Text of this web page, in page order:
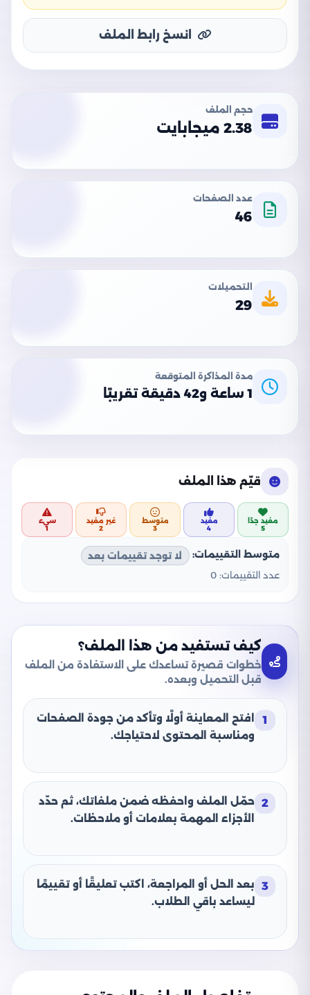
انسخ رابط الملف
حجم الملف
2.38 ميجابايت
عدد الصفحات
46
التحميلات
29
مدة المذاكرة المتوقعة
1 ساعة و42 دقيقة تقريبًا
قيّم هذا الملف
مفيد جدًا
5
مفيد
4
متوسط
3
غير مفيد
2
سيء
1
متوسط التقييمات:
لا توجد تقييمات بعد
عدد التقييمات: 0
كيف تستفيد من هذا الملف؟
خطوات قصيرة تساعدك على الاستفادة من الملف
قبل التحميل وبعده.
1
افتح المعاينة أولًا وتأكد من جودة الصفحات
ومناسبة المحتوى لاحتياجك.
2 حمّل الملف واحفظه ضمن ملفاتك، ثم حدّد
الأجزاء المهمة بعلامات أو ملاحظات.
3
بعد الحل أو المراجعة، اكتب تعليقًا أو تقييمًا
ليساعد باقي الطلاب.